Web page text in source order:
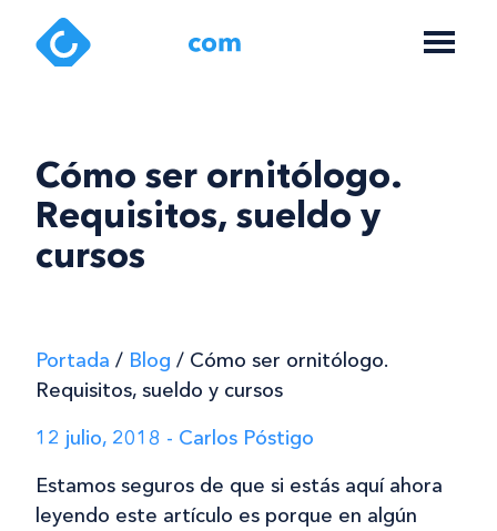
Cómo ser ornitólogo.
Requisitos, sueldo y
cursos
Portada / Blog / Cómo ser ornitólogo.
Requisitos, sueldo y cursos
12 julio, 2018 - Carlos Póstigo
Estamos seguros de que si estás aquí ahora
leyendo este artículo es porque en algún